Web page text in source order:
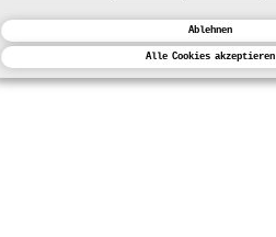
Ablehnen
Alle Cookies akzeptieren